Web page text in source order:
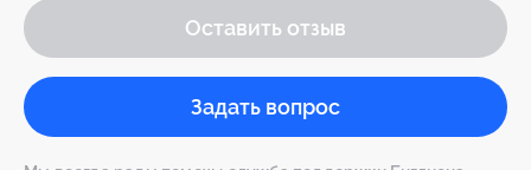
Оставить отзыв
Задать вопрос